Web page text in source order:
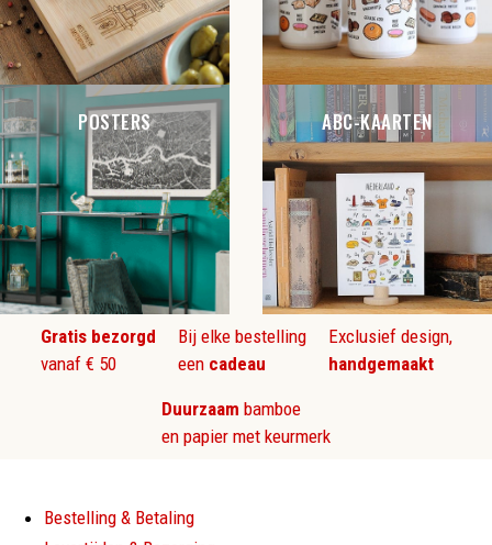
POSTERS ABC-KAARTEN
Gratis bezorgd
vanaf € 50
Bij elke bestelling
een cadeau
Exclusief design,
handgemaakt
Duurzaam bamboe
en papier met keurmerk
Bestelling & Betaling